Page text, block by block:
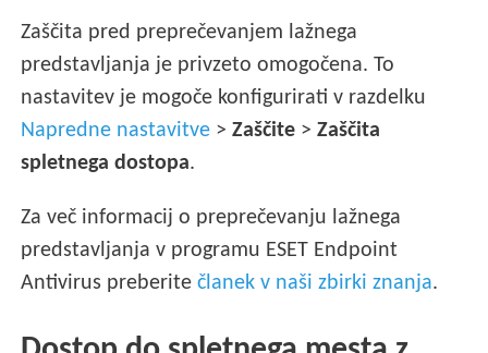
Zaščita pred preprečevanjem lažnega
predstavljanja je privzeto omogočena. To
nastavitev je mogoče konfigurirati v razdelku
Napredne nastavitve >Zaščite >Zaščita
spletnega dostopa.
Za več informacij o preprečevanju lažnega
predstavljanja v programu ESET Endpoint
Antivirus preberitečlanek v naši zbirki znanja.